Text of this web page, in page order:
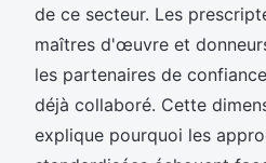
de ce secteur. Les
maîtres d'œuvre et
les partenaires de
déjà collaboré. Cette
explique pourquoi les